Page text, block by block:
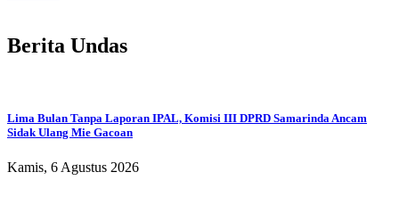
Berita Undas
Lima Bulan Tanpa Laporan IPAL, Komisi III DPRD Samarinda Ancam
Sidak Ulang Mie Gacoan
Kamis, 6 Agustus 2026